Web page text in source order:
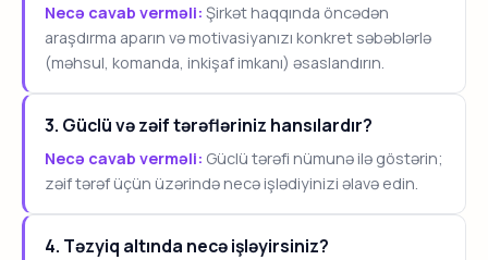
Necə cavab verməli: Şirkət haqqında öncədən
araşdırma aparın və motivasiyanızı konkret səbəblərlə
(məhsul, komanda, inkişaf imkanı) əsaslandırın.
3. Güclü və zəif tərəfləriniz hansılardır?
Necə cavab verməli: Güclü tərəfi nümunə ilə göstərin;
zəif tərəf üçün üzərində necə işlədiyinizi əlavə edin.
4. Təzyiq altında necə işləyirsiniz?